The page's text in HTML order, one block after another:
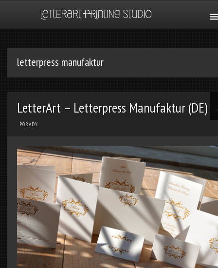
letterpress manufaktur
LetterArt – Letterpress Manufaktur (DE)
PORADY